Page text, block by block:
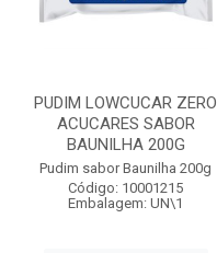
PUDIM LOWCUCAR ZERO
ACUCARES SABOR
BAUNILHA 200G
Pudim sabor Baunilha 200g
Código: 10001215
Embalagem: UN\1